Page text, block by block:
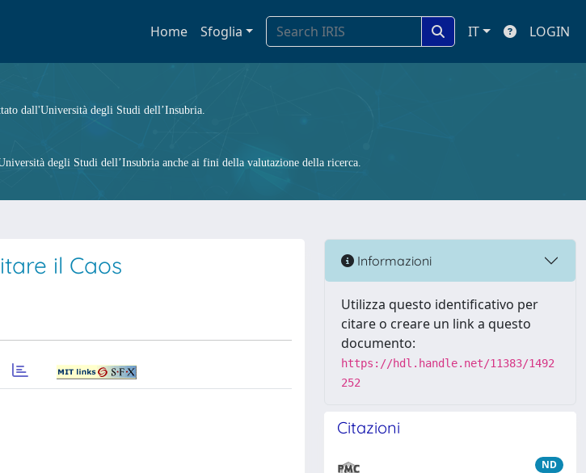
Home Sfoglia IT LOGIN
dall'Università degli Studi dell’Insubria.
degli Studi dell’Insubria anche ai fini della valutazione della ricerca.
il Caos Informazioni
Utilizza questo identificativo per
citare o creare un link a questo
documento:
https://hdl.handle.net/11383/1492
252
Citazioni
ND